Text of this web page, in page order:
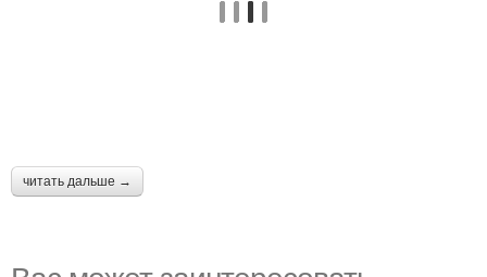
читать дальше →